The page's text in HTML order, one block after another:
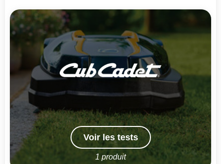
Voir les tests
1 produit